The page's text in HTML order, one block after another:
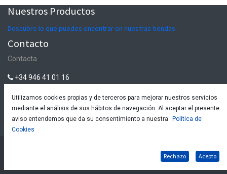
Nuestros Productos
Descubre lo que puedes encontrar en nuestras tiendas
Contacto
Contacta
+34 946 41 01 16
Euskalmushing, S.L.
Política de cookies -Política de
Política de privacidad-Aviso Legal
Utilizamos cookies propias y de terceros para mejorar nuestros servicios
mediante el análisis de sus hábitos de navegación. Al aceptar el presente
aviso entendemos que da su consentimiento a nuestra
Política de
Cookies
Rechazo Acepto